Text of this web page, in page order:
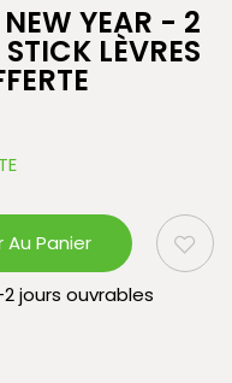
YEAR - 2
LÈVRES
Au Panier
jours ouvrables